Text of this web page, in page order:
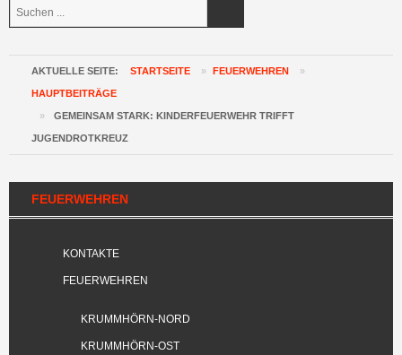
AKTUELLE SEITE: STARTSEITE » FEUERWEHREN »
HAUPTBEITRÄGE
» GEMEINSAM STARK: KINDERFEUERWEHR TRIFFT
JUGENDROTKREUZ
FEUERWEHREN
KONTAKTE
FEUERWEHREN
KRUMMHÖRN-NORD
KRUMMHÖRN-OST